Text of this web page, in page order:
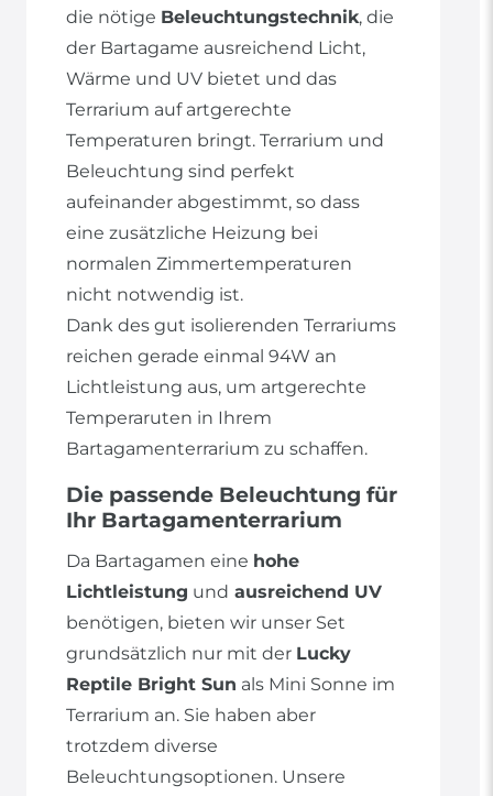
die nötige Beleuchtungstechnik, die
der Bartagame ausreichend Licht,
Wärme und UV bietet und das
Terrarium auf artgerechte
Temperaturen bringt. Terrarium und
Beleuchtung sind perfekt
aufeinander abgestimmt, so dass
eine zusätzliche Heizung bei
normalen Zimmertemperaturen
nicht notwendig ist.
Dank des gut isolierenden Terrariums
reichen gerade einmal 94W an
Lichtleistung aus, um artgerechte
Temperaruten in Ihrem
Bartagamenterrarium zu schaffen.
Die passende Beleuchtung für
Ihr Bartagamenterrarium
Da Bartagamen eine hohe
Lichtleistung und ausreichend UV
benötigen, bieten wir unser Set
grundsätzlich nur mit der Lucky
Reptile Bright Sun als Mini Sonne im
Terrarium an. Sie haben aber
trotzdem diverse
Beleuchtungsoptionen. Unsere